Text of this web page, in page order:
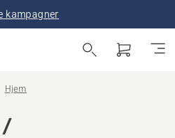
kampagner
Hjem
/